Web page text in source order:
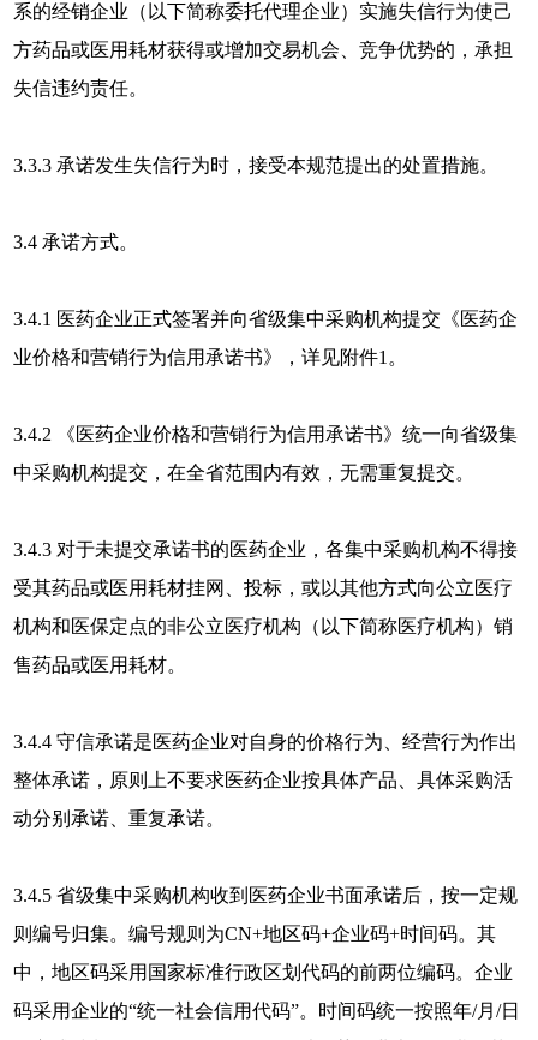
系的经销企业（以下简称委托代理企业）实施失信行为使己
方药品或医用耗材获得或增加交易机会、竞争优势的，承担
失信违约责任。
3.3.3 承诺发生失信行为时，接受本规范提出的处置措施。
3.4 承诺方式。
3.4.1 医药企业正式签署并向省级集中采购机构提交《医药企
业价格和营销行为信用承诺书》，详见附件1。
3.4.2 《医药企业价格和营销行为信用承诺书》统一向省级集
中采购机构提交，在全省范围内有效，无需重复提交。
3.4.3 对于未提交承诺书的医药企业，各集中采购机构不得接
受其药品或医用耗材挂网、投标，或以其他方式向公立医疗
机构和医保定点的非公立医疗机构（以下简称医疗机构）销
售药品或医用耗材。
3.4.4 守信承诺是医药企业对自身的价格行为、经营行为作出
整体承诺，原则上不要求医药企业按具体产品、具体采购活
动分别承诺、重复承诺。
3.4.5 省级集中采购机构收到医药企业书面承诺后，按一定规
则编号归集。编号规则为CN+地区码+企业码+时间码。其
中，地区码采用国家标准行政区划代码的前两位编码。企业
码采用企业的“统一社会信用代码”。时间码统一按照年/月/日